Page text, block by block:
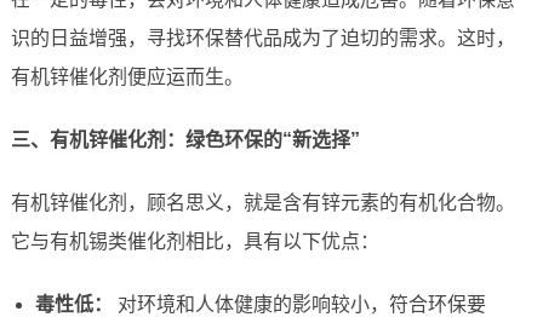
识的日益增强，寻找环保替代品成为了迫切的需求。这时，
有机锌催化剂便应运而生。
三、有机锌催化剂：绿色环保的“新选择”
有机锌催化剂，顾名思义，就是含有锌元素的有机化合物。
它与有机锡类催化剂相比，具有以下优点：
毒性低：
对环境和人体健康的影响较小，符合环保要